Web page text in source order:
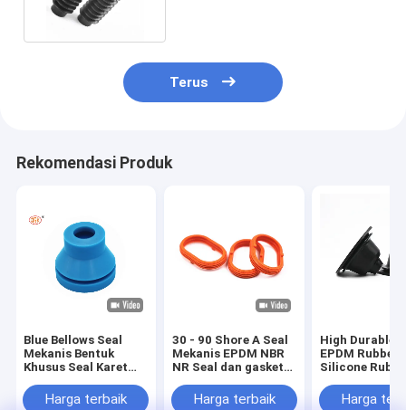
Terus
Rekomendasi Produk
Blue Bellows Seal
Mekanis Bentuk
Khusus Seal Karet
Untuk Tutup debu
Harga terbaik
30 - 90 Shore A Seal
Mekanis EPDM NBR
NR Seal dan gasket
Harga terbaik
High Durable
EPDM Rubber
Silicone
Mekanis
Harga